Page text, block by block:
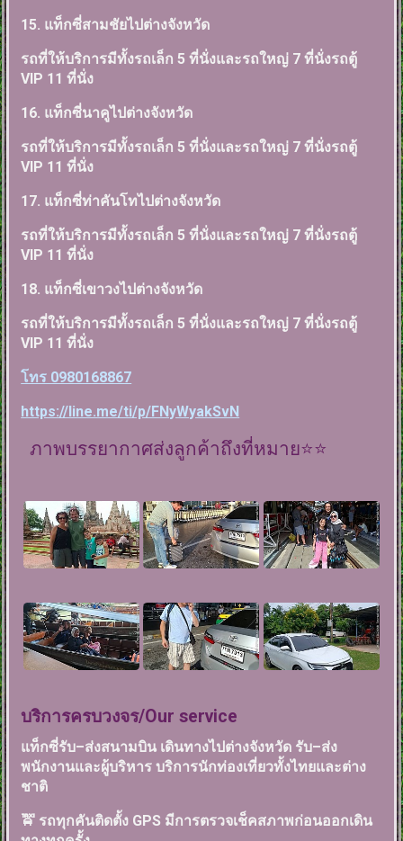
15. แท็กซี่สามชัยไปต่างจังหวัด
รถที่ให้บริการมีทั้งรถเล็ก 5 ที่นั่งและรถใหญ่ 7 ที่นั่งรถตู้
VIP 11 ที่นั่ง
16. แท็กซี่นาคูไปต่างจังหวัด
รถที่ให้บริการมีทั้งรถเล็ก 5 ที่นั่งและรถใหญ่ 7 ที่นั่งรถตู้
VIP 11 ที่นั่ง
17. แท็กซี่ท่าคันโทไปต่างจังหวัด
รถที่ให้บริการมีทั้งรถเล็ก 5 ที่นั่งและรถใหญ่ 7 ที่นั่งรถตู้
VIP 11 ที่นั่ง
18. แท็กซี่เขาวงไปต่างจังหวัด
รถที่ให้บริการมีทั้งรถเล็ก 5 ที่นั่งและรถใหญ่ 7 ที่นั่งรถตู้
VIP 11 ที่นั่ง
โทร 0980168867
https://line.me/ti/p/FNyWyakSvN
ภาพบรรยากาศส่งลูกค้าถึงที่หมาย⭐️⭐️
บริการครบวงจร/Our service
แท็กซี่รับ–ส่งสนามบิน เดินทางไปต่างจังหวัด รับ–ส่ง
พนักงานและผู้บริหาร บริการนักท่องเที่ยวทั้งไทยและต่าง
ชาติ
🚖 รถทุกคันติดตั้ง GPS มีการตรวจเช็คสภาพก่อนออกเดิน